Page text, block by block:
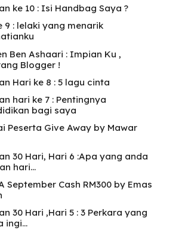
ke 10 : Isi Handbag Saya ?
9 : lelaki yang menarik
Ben Ashaari : Impian Ku ,
Blogger !
Hari ke 8 : 5 lagu cinta
hari ke 7 : Pentingnya
bagi saya
Peserta Give Away by Mawar
30 Hari, Hari 6 :Apa yang anda
hari...
September Cash RM300 by Emas
30 Hari ,Hari 5 : 3 Perkara yang
ingi...